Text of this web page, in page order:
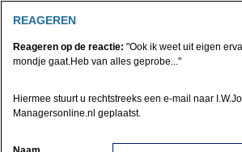
REAGEREN
Reageren op de reactie: "Ook ik weet uit eigen
mondje gaat.Heb van alles geprobe..."
Hiermee stuurt u rechtstreeks een e-mail naar
Managersonline.nl geplaatst.